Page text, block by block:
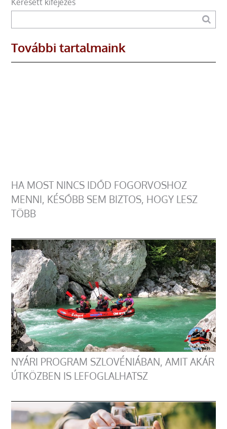
Keresett kifejezés
További tartalmaink
HA MOST NINCS IDŐD FOGORVOSHOZ
MENNI, KÉSŐBB SEM BIZTOS, HOGY LESZ
TÖBB
NYÁRI PROGRAM SZLOVÉNIÁBAN, AMIT AKÁR
ÚTKÖZBEN IS LEFOGLALHATSZ